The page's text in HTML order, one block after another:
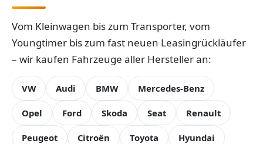
Vom Kleinwagen bis zum Transporter, vom
Youngtimer bis zum fast neuen Leasingrückläufer
– wir kaufen Fahrzeuge aller Hersteller an:
VW Audi BMW Mercedes-Benz
Opel Ford Skoda Seat Renault
Peugeot Citroën Toyota Hyundai